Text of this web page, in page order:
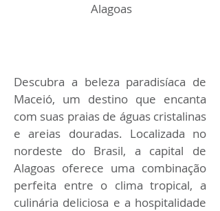
Alagoas
Descubra a beleza paradisíaca de
Maceió, um destino que encanta
com suas praias de águas cristalinas
e areias douradas. Localizada no
nordeste do Brasil, a capital de
Alagoas oferece uma combinação
perfeita entre o clima tropical, a
culinária deliciosa e a hospitalidade